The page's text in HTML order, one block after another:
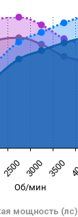
Об/мин
мощность (лс)
2500 3000 3500